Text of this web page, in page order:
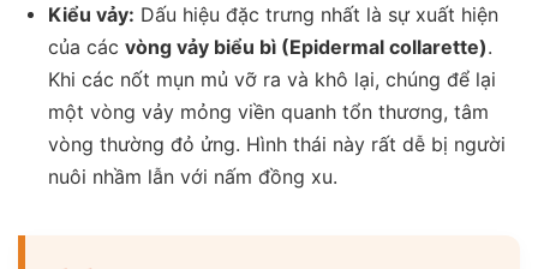
Kiểu vảy: Dấu hiệu đặc trưng nhất là sự xuất hiện
của các vòng vảy biểu bì (Epidermal collarette).
Khi các nốt mụn mủ vỡ ra và khô lại, chúng để lại
một vòng vảy mỏng viền quanh tổn thương, tâm
vòng thường đỏ ửng. Hình thái này rất dễ bị người
nuôi nhầm lẫn với nấm đồng xu.